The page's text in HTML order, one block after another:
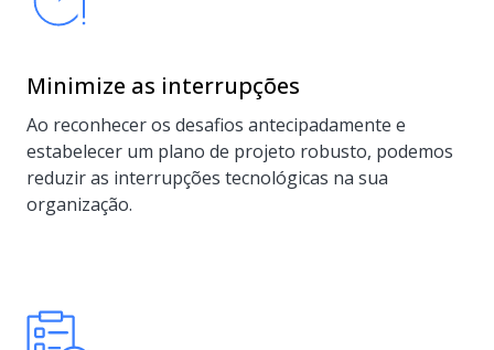
Minimize as interrupções
Ao reconhecer os desafios antecipadamente e
estabelecer um plano de projeto robusto, podemos
reduzir as interrupções tecnológicas na sua
organização.